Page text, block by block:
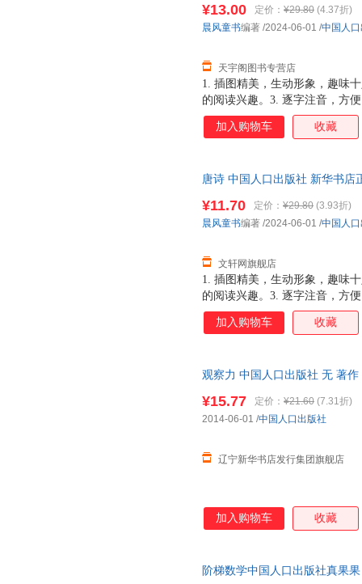
1. 插图精美，生动形象，趣味
的阅读兴趣。3. 逐字注音，方
习兴趣。 5. 优良纸张，印刷清
¥13.00 定价： ¥29.80 (4.37折)
天宇阁图书专营店
晨风童书编著 /2024-06-01 /中国人
加入购物车 收藏
唐诗 中国人口出版社 新华书店
1. 插图精美，生动形象，趣味
的阅读兴趣。3. 逐字注音，方
习兴趣。 5. 优良纸张，印刷清
¥11.70 定价： ¥29.80 (3.93折)
文轩网旗舰店
晨风童书编著 /2024-06-01 /中国人
加入购物车 收藏
观察力 中国人口出版社 无 著
¥15.77 定价： ¥21.60 (7.31折)
辽宁新华书店发行集团旗舰店
2014-06-01 /中国人口出版社
加入购物车 收藏
阶梯数学中国人口出版社真果